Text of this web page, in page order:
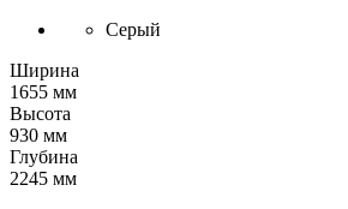
Серый
Ширина
1655 мм
Высота
930 мм
Глубина
2245 мм